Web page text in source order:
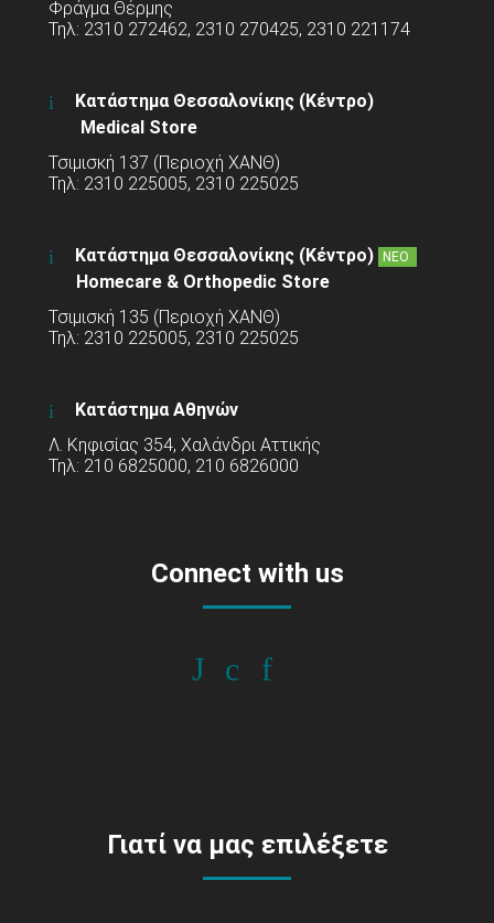
Φράγμα Θέρμης
Τηλ: 2310 272462, 2310 270425, 2310 221174
Κατάστημα Θεσσαλονίκης (Κέντρο)
Medical Store
Τσιμισκή 137 (Περιοχή ΧΑΝΘ)
Τηλ: 2310 225005, 2310 225025
Κατάστημα Θεσσαλονίκης (Κέντρο) ΝΕΟ
Homecare & Orthopedic Store
Τσιμισκή 135 (Περιοχή ΧΑΝΘ)
Τηλ: 2310 225005, 2310 225025
Κατάστημα Αθηνών
Λ. Κηφισίας 354, Χαλάνδρι Αττικής
Τηλ: 210 6825000, 210 6826000
Connect with us
Γιατί να μας επιλέξετε